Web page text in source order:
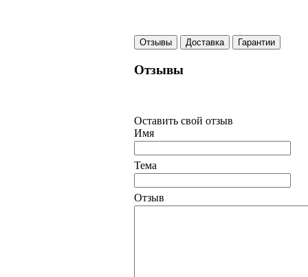
Отзывы Доставка Гарантии
Отзывы
Оставить свой отзыв
Имя
Тема
Отзыв